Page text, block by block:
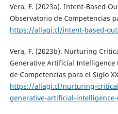
Vera, F. (2023a). Intent-Based
Observatorio de Competencias
https://allagi.cl/intent-based-
Vera, F. (2023b). Nurturing
Generative Artificial Intelligence
de Competencias para el Siglo
https://allagi.cl/nurturing-
generative-artificial-